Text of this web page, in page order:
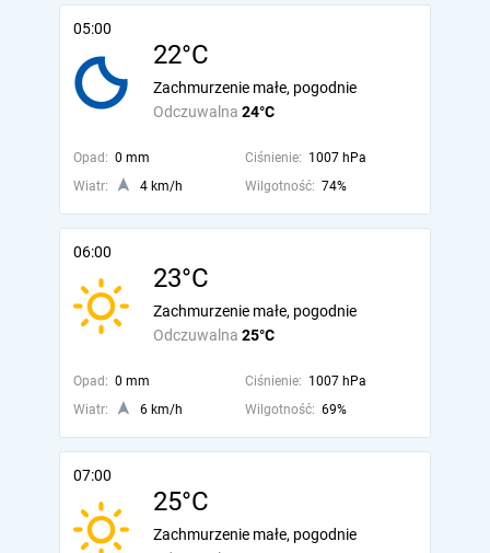
05:00
22°C
Odczuwalna 24°C
Zachmurzenie małe, pogodnie
Opad: 0 mm Ciśnienie: 1007 hPa
Wiatr:
4 km/h Wilgotność: 74%
06:00
23°C
Odczuwalna 25°C
Zachmurzenie małe, pogodnie
Opad: 0 mm Ciśnienie: 1007 hPa
Wiatr:
6 km/h Wilgotność: 69%
07:00
25°C
Zachmurzenie małe, pogodnie